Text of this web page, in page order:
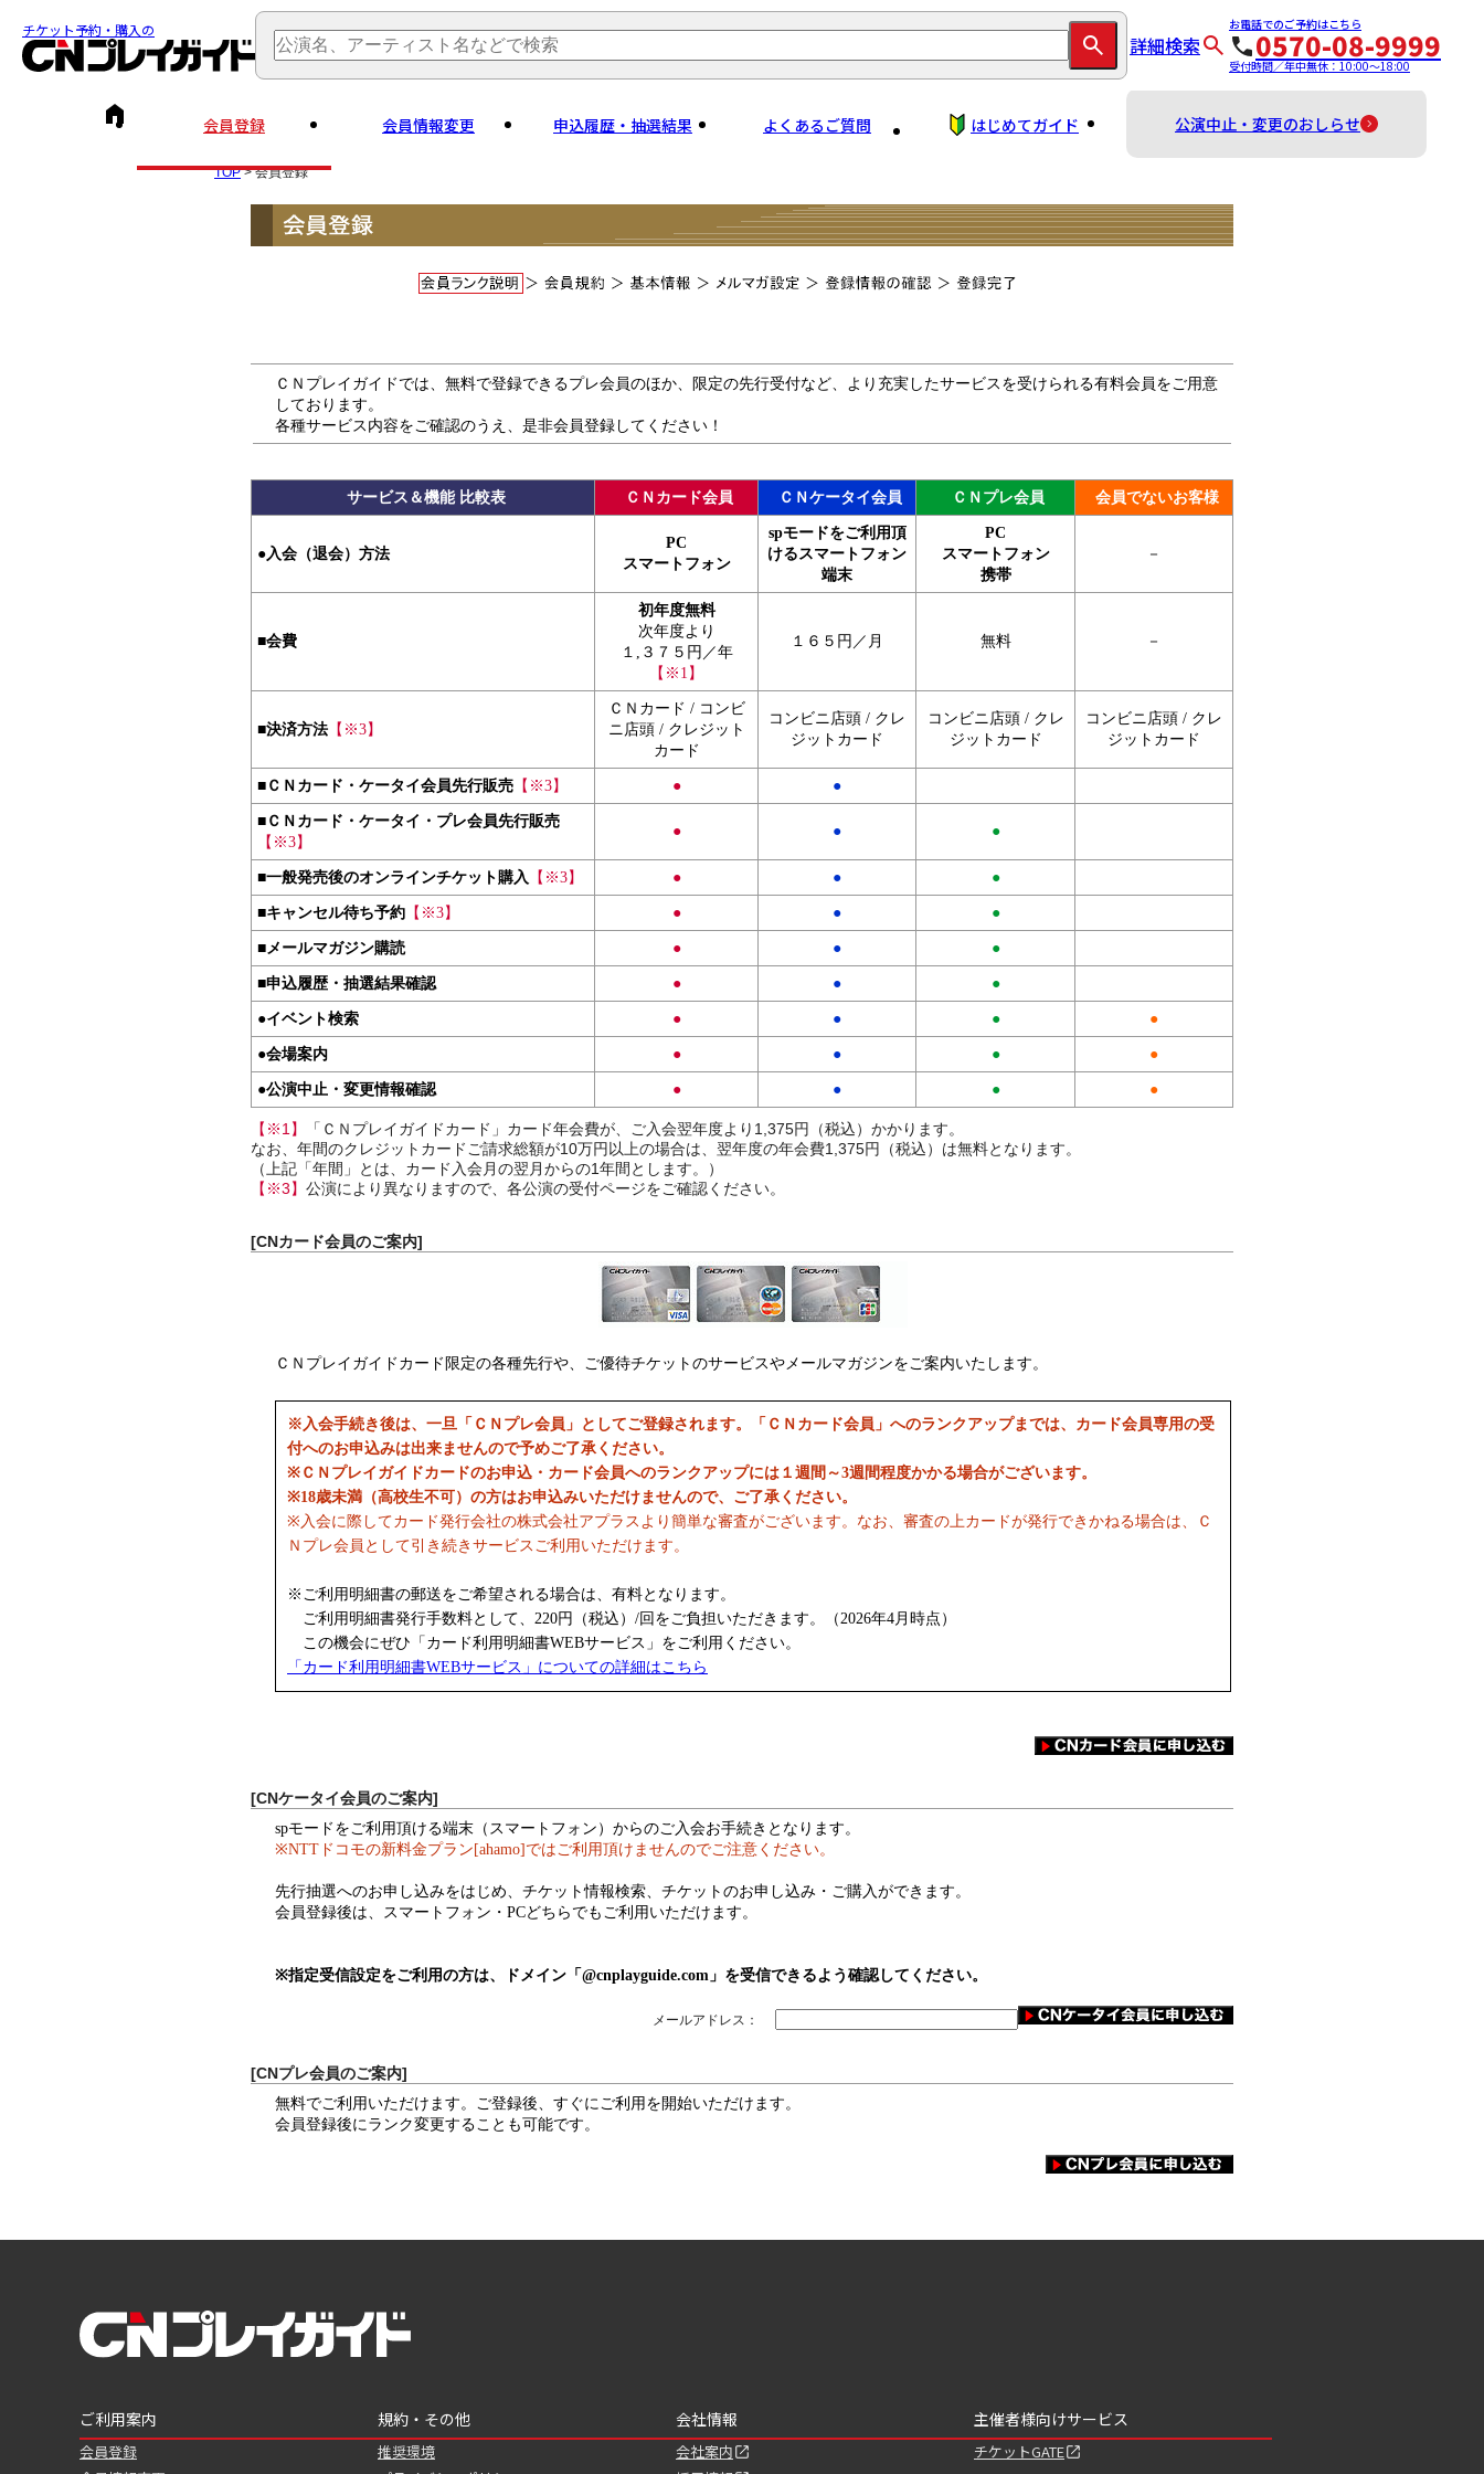
チケット予約・購入の
詳細検索
お電話でのご予約はこちら
0570-08-9999
受付時間／年中無休：10:00～18:00
会員登録 会員情報変更 申込履歴・抽選結果 よくあるご質問 はじめてガイド 公演中止・変更のおしらせ
TOP> 会員登録
ＣＮプレイガイドでは、無料で登録できるプレ会員のほか、限定の先行受付など、より充実したサービスを受けられる有料会員をご用意
しております。
各種サービス内容をご確認のうえ、是非会員登録してください！
サービス＆機能 比較表 ＣＮカード会員 ＣＮケータイ会員 ＣＮプレ会員 会員でないお客様
●入会（退会）方法
PC
スマートフォン
spモードをご利用頂
けるスマートフォン
端末
PC
スマートフォン
携帯
－
■会費
初年度無料
次年度より
１,３７５円／年
【※1】
１６５円／月 無料 －
■決済方法 【※3】
ＣＮカード / コンビ
ニ店頭 / クレジット
カード
コンビニ店頭 / クレ
ジットカード
コンビニ店頭 / クレ
ジットカード
コンビニ店頭 / クレ
ジットカード
■ ＣＮカード・ケータイ会員先行販売 【※3】 ● ●
■ ＣＮカード・ケータイ・プレ会員先行販売
【※3】
● ● ●
■一般発売後のオンラインチケット購入 【※3】 ● ● ●
■キャンセル待ち予約 【※3】 ● ● ●
■メールマガジン購読 ● ● ●
■申込履歴・抽選結果確認 ● ● ●
●イベント検索 ● ● ● ●
●会場案内 ● ● ● ●
●公演中止・変更情報確認 ● ● ● ●
【※1】
「ＣＮプレイガイドカード」カード年会費が、ご入会翌年度より1,375円（税込）かかります。
なお、年間のクレジットカードご請求総額が10万円以上の場合は、翌年度の年会費1,375円（税込）は無料となります。
（上記「年間」とは、カード入会月の翌月からの1年間とします。）
【※3】 公演により異なりますので、各公演の受付ページをご確認ください。
[CNカード会員のご案内]
ＣＮプレイガイドカード限定の各種先行や、ご優待チケットのサービスやメールマガジンをご案内いたします。
※入会手続き後は、一旦「ＣＮプレ会員」としてご登録されます。「ＣＮカード会員」へのランクアップまでは、カード会員専用の受
付へのお申込みは出来ませんので予めご了承ください。
※ＣＮプレイガイドカードのお申込・カード会員へのランクアップには１週間～3週間程度かかる場合がございます。
※18歳未満（高校生不可）の方はお申込みいただけませんので、ご了承ください。
※入会に際してカード発行会社の株式会社アプラスより簡単な審査がございます。なお、審査の上カードが発行できかねる場合は、Ｃ
Ｎプレ会員として引き続きサービスご利用いただけます。
※ご利用明細書の郵送をご希望される場合は、有料となります。
ご利用明細書発行手数料として、220円（税込）/回をご負担いただきます。（2026年4月時点）
この機会にぜひ「カード利用明細書WEBサービス」をご利用ください。
「カード利用明細書WEBサービス」についての詳細はこちら
[CNケータイ会員のご案内]
spモードをご利用頂ける端末（スマートフォン）からのご入会お手続きとなります。
※NTTドコモの新料金プラン[ahamo]ではご利用頂けませんのでご注意ください。
先行抽選へのお申し込みをはじめ、チケット情報検索、チケットのお申し込み・ご購入ができます。
会員登録後は、スマートフォン・PCどちらでもご利用いただけます。
※指定受信設定をご利用の方は、ドメイン「@cnplayguide.com」を受信できるよう確認してください。
メールアドレス：
[CNプレ会員のご案内]
無料でご利用いただけます。ご登録後、すぐにご利用を開始いただけます。
会員登録後にランク変更することも可能です。
ご利用案内
会員登録
規約・その他
推奨環境
会社情報
会社案内
主催者様向けサービス
チケットGATE